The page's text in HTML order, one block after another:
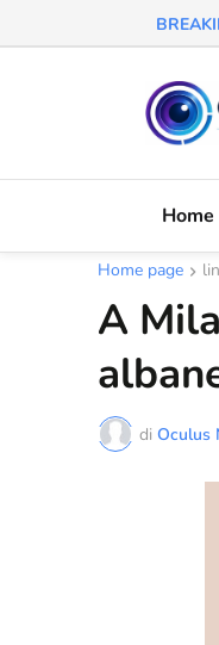
Home
Home page
A
di Oculus